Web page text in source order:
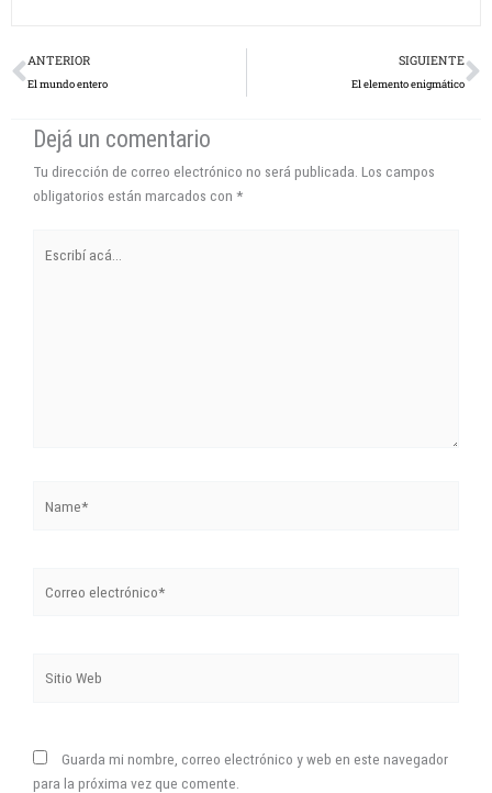
Prev
ANTERIOR
El mundo entero
SIGUIENTE
El elemento enigmático
Dejá un comentario
Tu dirección de correo electrónico no será publicada. Los campos
obligatorios están marcados con *
acá...
electrónico*
Web
Guarda mi nombre, correo electrónico y web en este navegador
para la próxima vez que comente.